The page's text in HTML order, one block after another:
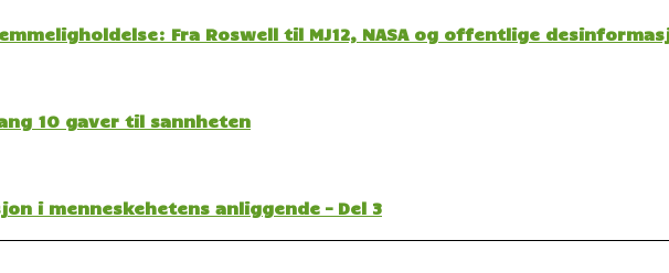
Fra Roswell til MJ12, NASA og offentlige
10 gaver til sannheten
i menneskehetens anliggende – Del 3